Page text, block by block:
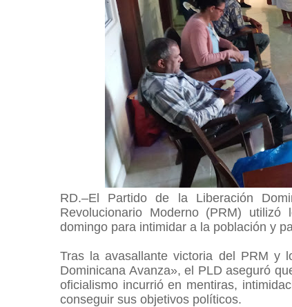
RD.–El Partido de la Liberación
Revolucionario Moderno (PRM)
domingo para intimidar a la población y
Tras la avasallante victoria del PRM y
Dominicana Avanza», el PLD aseguró
oficialismo incurrió en mentiras,
conseguir sus objetivos políticos.